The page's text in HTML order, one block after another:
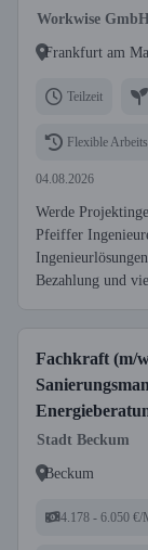
Workwise
Frankfurt am
Teilzeit
Flexible
04.08.2026
Werde
Pfeiffer
Bezahlung und
Fachkraft (m/
Stadt Beckum
Beckum
4.178 - 6.050 €/